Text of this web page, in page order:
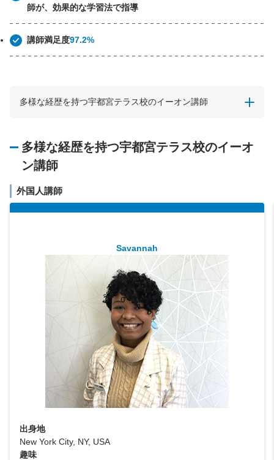
師が、効果的な学習法で指導
講師満足度97.2%
多様な経歴を持つ宇都宮テラス校のイーオン講師
多様な経歴を持つ宇都宮テラス校のイーオ
ン講師
外国人講師
Savannah
出身地
New York City, NY, USA
趣味